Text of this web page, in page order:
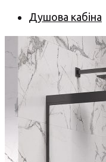
Душова кабіна